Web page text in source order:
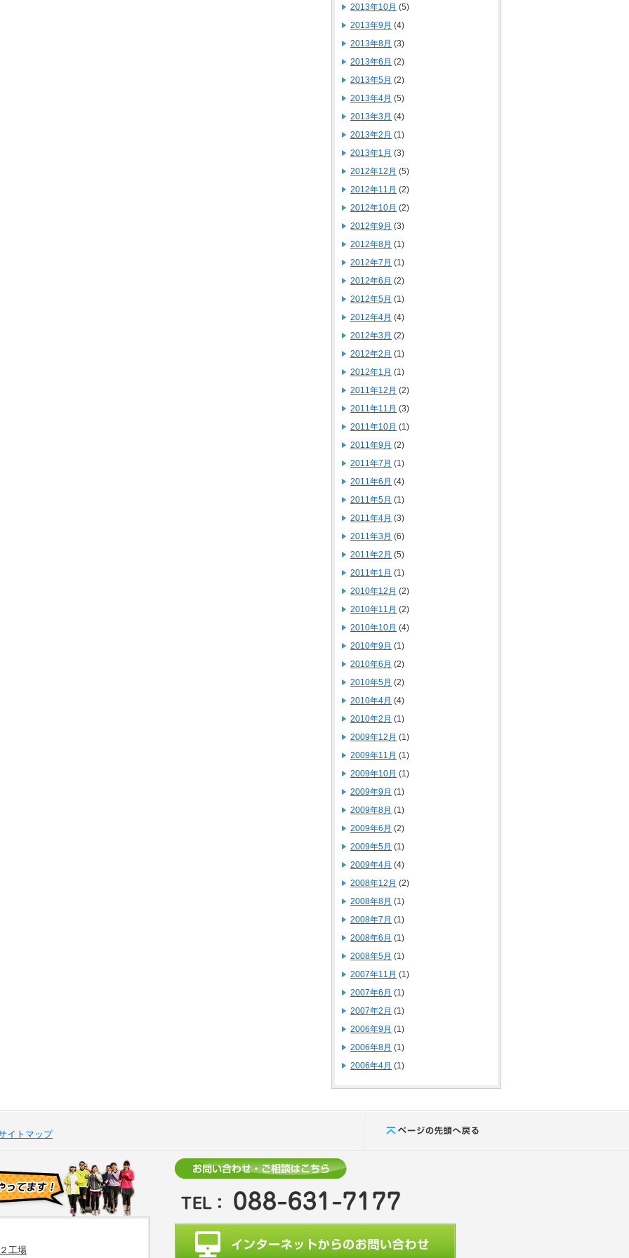
2013年10月 (5)
2013年9月 (4)
2013年8月 (3)
2013年6月 (2)
2013年5月 (2)
2013年4月 (5)
2013年3月 (4)
2013年2月 (1)
2013年1月 (3)
2012年12月 (5)
2012年11月 (2)
2012年10月 (2)
2012年9月 (3)
2012年8月 (1)
2012年7月 (1)
2012年6月 (2)
2012年5月 (1)
2012年4月 (4)
2012年3月 (2)
2012年2月 (1)
2012年1月 (1)
2011年12月 (2)
2011年11月 (3)
2011年10月 (1)
2011年9月 (2)
2011年7月 (1)
2011年6月 (4)
2011年5月 (1)
2011年4月 (3)
2011年3月 (6)
2011年2月 (5)
2011年1月 (1)
2010年12月 (2)
2010年11月 (2)
2010年10月 (4)
2010年9月 (1)
2010年6月 (2)
2010年5月 (2)
2010年4月 (4)
2010年2月 (1)
2009年12月 (1)
2009年11月 (1)
2009年10月 (1)
2009年9月 (1)
2009年8月 (1)
2009年6月 (2)
2009年5月 (1)
2009年4月 (4)
2008年12月 (2)
2008年8月 (1)
2008年7月 (1)
2008年6月 (1)
2008年5月 (1)
2007年11月 (1)
2007年6月 (1)
2007年2月 (1)
2006年9月 (1)
2006年8月 (1)
2006年4月 (1)
イトマップ
工場